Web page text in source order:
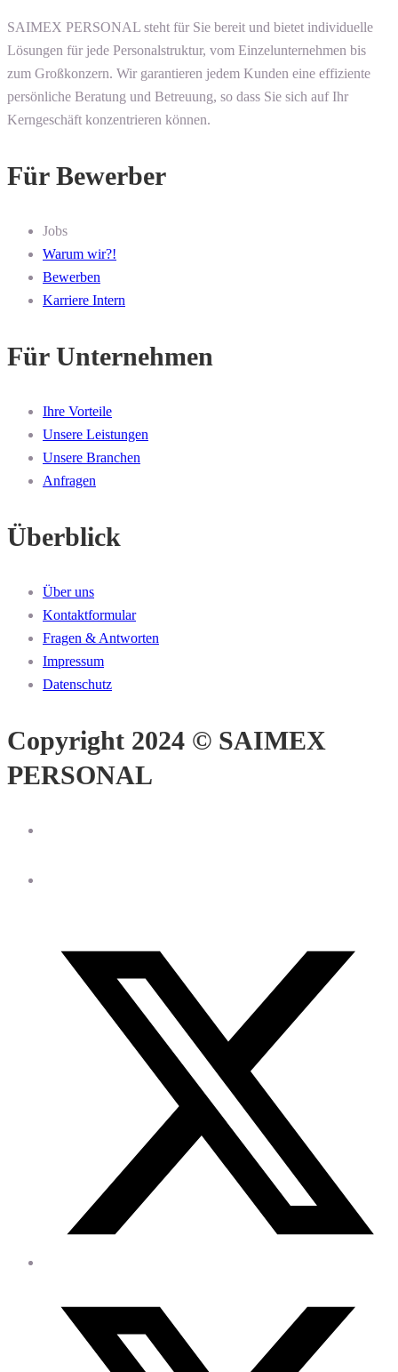
SAIMEX PERSONAL steht für Sie bereit und bietet individuelle
Lösungen für jede Personalstruktur, vom Einzelunternehmen bis
zum Großkonzern. Wir garantieren jedem Kunden eine effiziente
persönliche Beratung und Betreuung, so dass Sie sich auf Ihr
Kerngeschäft konzentrieren können.
Für Bewerber
Jobs
Warum wir?!
Bewerben
Karriere Intern
Für Unternehmen
Ihre Vorteile
Unsere Leistungen
Unsere Branchen
Anfragen
Überblick
Über uns
Kontaktformular
Fragen & Antworten
Impressum
Datenschutz
Copyright 2024 © SAIMEX
PERSONAL